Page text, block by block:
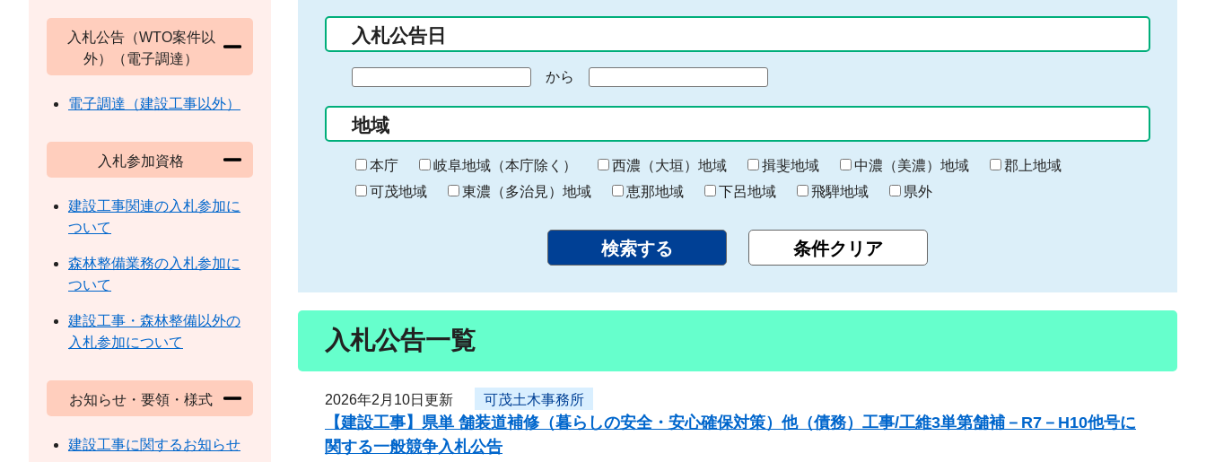
力
入札公告日
の
始
ま
り
から
終
わ
り
地域
本庁 岐阜地域（本庁除く） 西濃（大垣）地域 揖斐地域 中濃（美濃）地域
郡上地域
可茂地域
東濃（多治見）地域 恵那地域 下呂地域 飛騨地域 県外
入札公告一覧
2026年2月10日更新 可茂土木事務所
【建設工事】県単 舗装道補修（暮らしの安全・安心確保対策）他（債務）工事/工維3単第舗補－R7－H10他号に
関する一般競争入札公告
入札公告（WTO案件以
外）（電子調達）
電子調達（建設工事以外）
入札参加資格
建設工事関連の入札参加に
ついて
森林整備業務の入札参加に
ついて
建設工事・森林整備以外の
入札参加について
お知らせ・要領・様式
建設工事に関するお知らせ